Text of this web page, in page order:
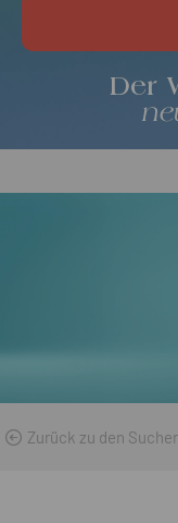
Der
Zurück zu den